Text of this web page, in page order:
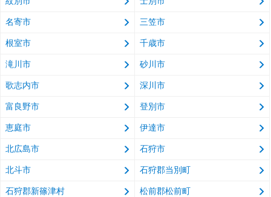
名寄市 三笠市
根室市 千歳市
滝川市 砂川市
歌志内市 深川市
富良野市 登別市
恵庭市 伊達市
北広島市 石狩市
北斗市 石狩郡当別町
石狩郡新篠津村 松前郡松前町